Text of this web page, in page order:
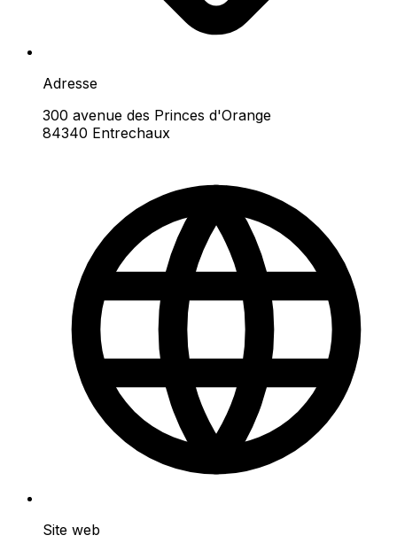
Adresse
300 avenue des Princes d'Orange
84340 Entrechaux
Site web